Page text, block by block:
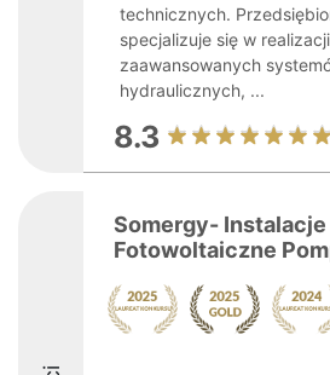
technicznych.
specjalizuje się w realizacji
zaawansowanych
hydraulicznych, ...
8.3
Somergy- Instalacje
Fotowoltaiczne